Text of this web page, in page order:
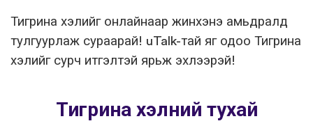
Тигрина хэлийг онлайнаар жинхэнэ амьдралд
тулгуурлаж сураарай! uTalk-тай яг одоо Тигрина
хэлийг сурч итгэлтэй ярьж эхлээрэй!
Тигрина хэлний тухай